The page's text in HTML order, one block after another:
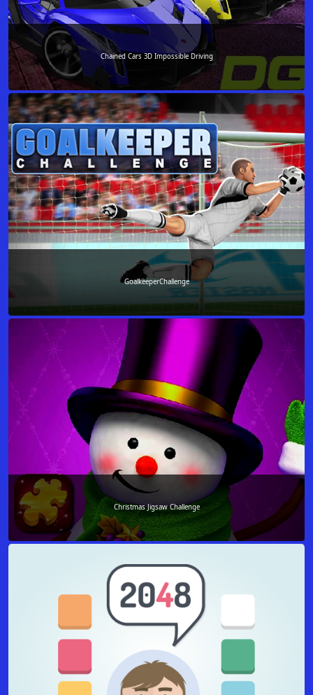
Chained Cars 3D Impossible Driving
GoalkeeperChallenge
Christmas Jigsaw Challenge